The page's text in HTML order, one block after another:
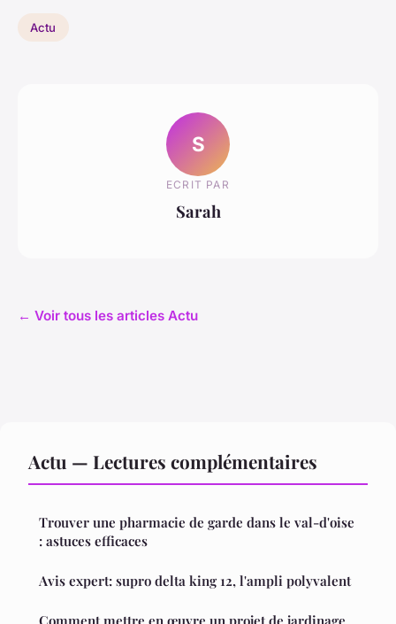
Actu
S
ECRIT PAR
Sarah
← Voir tous les articles Actu
Actu — Lectures complémentaires
Trouver une pharmacie de garde dans le val-d'oise
: astuces efficaces
Avis expert: supro delta king 12, l'ampli polyvalent